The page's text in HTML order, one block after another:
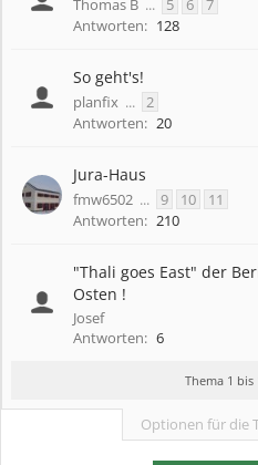
Thomas B ... 5 6
7
Antworten: 128
So geht's!
planfix ... 2
Antworten: 20
Jura-Haus
fmw6502 ... 9 10
11
Antworten: 210
"Thali goes East" der
Osten !
Josef
Antworten: 6
Thema 1 bis
Optionen für die